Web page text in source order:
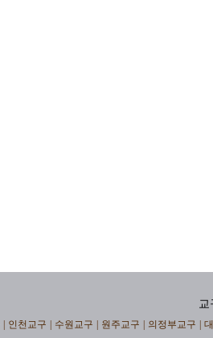
교
인천교구 수원교구 원주교구 의정부교구